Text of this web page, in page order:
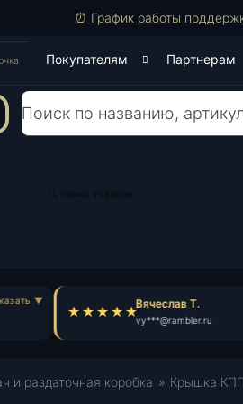
⏰ График работы
Покупателям Партнерам
Поиск
🔍 поиск товаров
Вячеслав Т.
vy***@rambler.ru
и раздаточная коробка » Крышка